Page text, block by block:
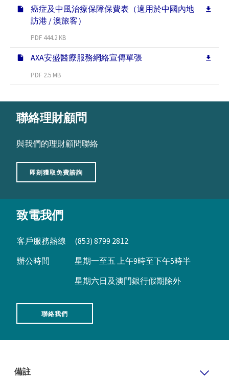
癌症及中風治療保障保費表（適用於中國內地
訪港 / 澳旅客）
PDF 444.2 KB
AXA安盛醫療服務網絡宣傳單張
PDF 2.5 MB
聯絡理財顧問
與我們的理財顧問聯絡
即刻獲取免費諮詢
致電我們
客戶服務熱線
(853) 8799 2812
辦公時間
星期一至五 上午9時至下午5時半
星期六日及澳門銀行假期除外
聯絡我們
備註